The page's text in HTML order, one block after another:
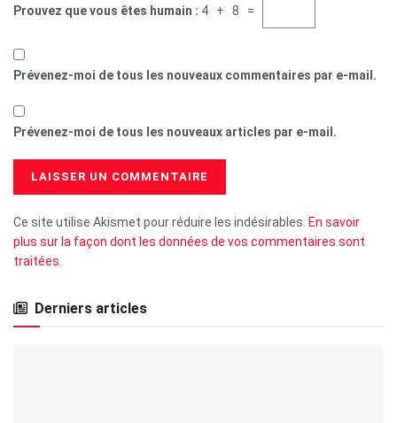
Prouvez que vous êtes humain : 4 + 8 =
Prévenez-moi de tous les nouveaux commentaires par e-mail.
Prévenez-moi de tous les nouveaux articles par e-mail.
Ce site utilise Akismet pour réduire les indésirables. En savoir
plus sur la façon dont les données de vos commentaires sont
traitées
Derniers articles